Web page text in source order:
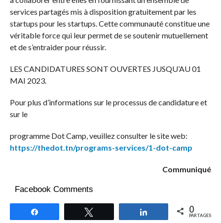
services partagés mis à disposition gratuitement par les
startups pour les startups. Cette communauté constitue une
véritable force qui leur permet de se soutenir mutuellement
et de s’entraider pour réussir.
LES CANDIDATURES SONT OUVERTES JUSQU’AU 01
MAI 2023.
Pour plus d’informations sur le processus de candidature et
sur le
programme Dot Camp, veuillez consulter le site web:
https://thedot.tn/programs-services/1-dot-camp
Communiqué
Facebook Comments
Partagez 0
PARTAGES